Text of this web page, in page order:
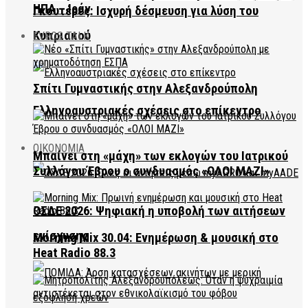
Γκουτέρες: Ισχυρή δέσμευση για λύση του
Κυπριακού
Ελληνοαυστριακές σχέσεις στο επίκεντρο
ΟΙΚΟΝΟΜΙΑ
ΟΣΔΕ 2026: Ψηφιακή η υποβολή των αιτήσεων
ενίσχυσης
ΗΠΑ – Ιράν
EVROS TALK
Σπίτι Γυμναστικής στην Αλεξανδρούπολη
Μπαίνει στη «μάχη» των εκλογών του Ιατρικού
Συλλόγου Έβρου ο συνδυασμός «ΟΛΟΙ ΜΑΖΙ»
Morning Mix 30.04: Ενημέρωση & μουσική στο
Heat Radio 88.3